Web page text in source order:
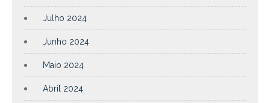
Julho 2024
Junho 2024
Maio 2024
Abril 2024